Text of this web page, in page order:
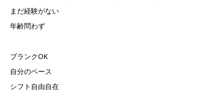
まだ経験がない
年齢問わず
ブランクOK
自分のペース
シフト自由自在